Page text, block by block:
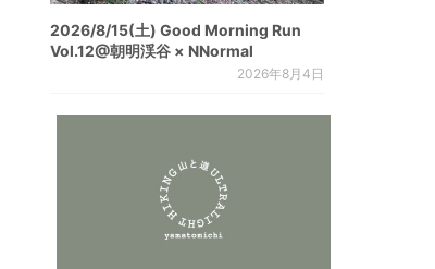
2026/8/15(土) Good Morning Run
Vol.12@朝明渓谷 × NNormal
2026年8月4日